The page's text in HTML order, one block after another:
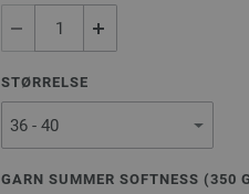
STØRRELSE
GARN SUMMER SOFTNESS (350